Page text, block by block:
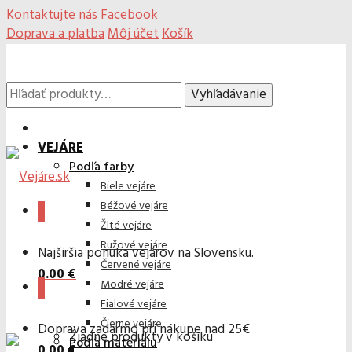
Kontaktujte násFacebook
Doprava a platbaMôj účetKošík
Hľadať: Vyhľadávanie
Najširšia ponuka vejárov na Slovensku.
Doprava zadarmo pri nákupe nad 25€
VEJÁRE
Podľa farby
Biele vejáre
Béžové vejáre
Žlté vejáre
Ružové vejáre
Červené vejáre
Modré vejáre
Fialové vejáre
Čierne vejáre
Podľa materiálu
0.00€
Žiadne produkty v košíku